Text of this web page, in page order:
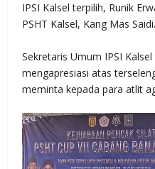
IPSI Kalsel terpilih, Runik
PSHT Kalsel, Kang Mas Saidi.
Sekretaris Umum IPSI
mengapresiasi atas
meminta kepada para atlit